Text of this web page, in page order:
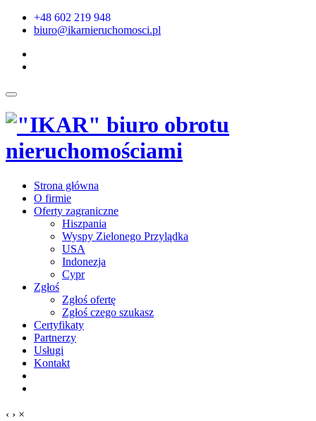
+48 602 219 948
biuro@ikarnieruchomosci.pl
Strona główna
O firmie
Oferty zagraniczne
Hiszpania
Wyspy Zielonego Przylądka
USA
Indonezja
Cypr
Zgłoś
Zgłoś ofertę
Zgłoś czego szukasz
Certyfikaty
Partnerzy
Usługi
Kontakt
‹ › ×